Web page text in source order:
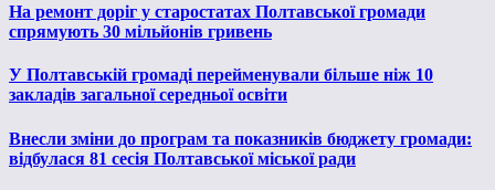
На ремонт доріг у старостатах Полтавської громади
спрямують 30 мільйонів гривень
У Полтавській громаді перейменували більше ніж 10
закладів загальної середньої освіти
Внесли зміни до програм та показників бюджету громади:
відбулася 81 сесія Полтавської міської ради